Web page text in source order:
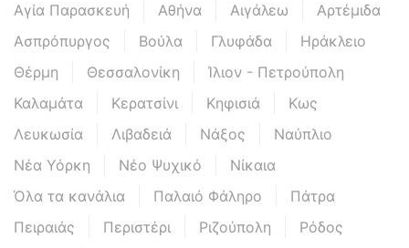
Αγία Παρασκευή
Αθήνα Αιγάλεω
Αρτέμιδα
Ασπρόπυργος
Βούλα Γλυφάδα
Ηράκλειο
Θέρμη
Θεσσαλονίκη
Ίλιον - Πετρούπολη
Καλαμάτα
Κερατσίνι Κηφισιά
Κως
Λευκωσία
Λιβαδειά Νάξος
Ναύπλιο
Νέα Υόρκη
Νέο Ψυχικό
Νίκαια
Όλα τα κανάλια
Παλαιό Φάληρο
Πάτρα
Πειραιάς
Περιστέρι Ριζούπολη
Ρόδος